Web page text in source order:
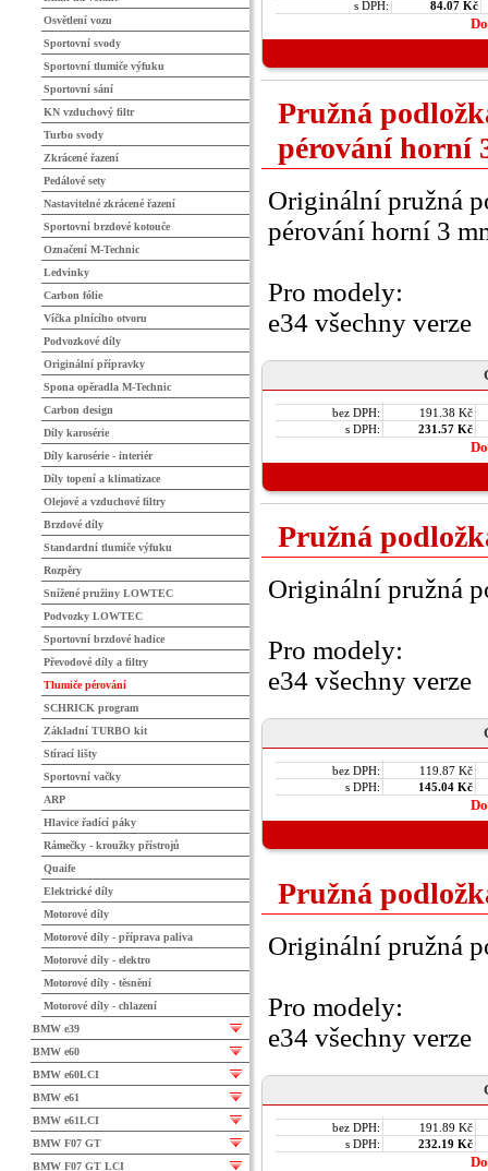
s DPH:
84.07 Kč
Pružná
pérování horní
Originální pružná
pérování horní 3
Pro modely:
e34 všechny verze
bez DPH:
191.38 Kč
s DPH:
231.57 Kč
Pružná
Originální pružná
Pro modely:
e34 všechny verze
bez DPH:
119.87 Kč
s DPH:
145.04 Kč
Pružná
Originální pružná
Pro modely:
e34 všechny verze
bez DPH:
191.89 Kč
s DPH:
232.19 Kč
Osvětlení vozu
Sportovní svody
Sportovní tlumiče výfuku
Sportovní sání
KN vzduchový filtr
Turbo svody
Zkrácené řazení
Pedálové sety
Nastavitelné zkrácené řazení
Sportovní brzdové kotouče
Označení M-Technic
Ledvinky
Carbon fólie
Víčka plnícího otvoru
Podvozkové díly
Originální přípravky
Spona opěradla M-Technic
Carbon design
Díly karosérie
Díly karosérie - interiér
Díly topení a klimatizace
Olejové a vzduchové filtry
Brzdové díly
Standardní tlumiče výfuku
Rozpěry
Snížené pružiny LOWTEC
Podvozky LOWTEC
Sportovní brzdové hadice
Převodové díly a filtry
Tlumiče pérování
SCHRICK program
Základní TURBO kit
Stírací lišty
Sportovní vačky
ARP
Hlavice řadící páky
Rámečky - kroužky přístrojů
Quaife
Elektrické díly
Motorové díly
Motorové díly - příprava paliva
Motorové díly - elektro
Motorové díly - těsnění
Motorové díly - chlazení
BMW e39
BMW e60
BMW e60LCI
BMW e61
BMW e61LCI
BMW F07 GT
BMW F07 GT LCI